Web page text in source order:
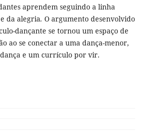
aprendem seguindo a linha
da alegria. O argumento desenvolvido
dançante se tornou um espaço de
ao se conectar a uma dança-menor,
e um currículo por vir.